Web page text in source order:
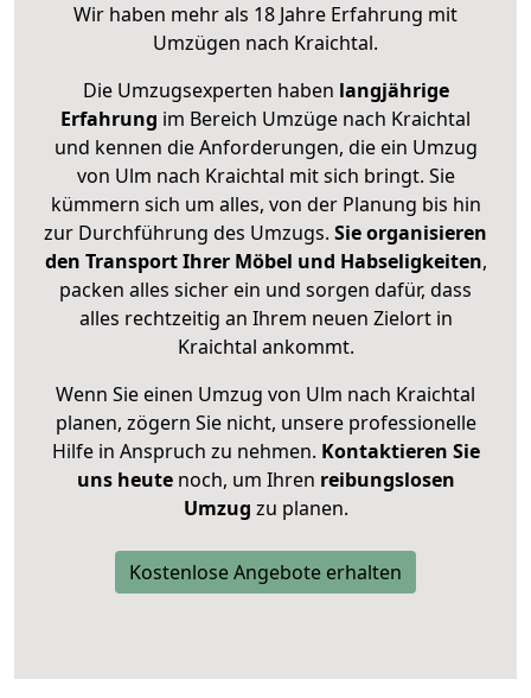
Wir haben mehr als 18 Jahre Erfahrung mit
Umzügen nach Kraichtal.
Die Umzugsexperten haben langjährige
Erfahrung im Bereich Umzüge nach Kraichtal
und kennen die Anforderungen, die ein Umzug
von Ulm nach Kraichtal mit sich bringt. Sie
kümmern sich um alles, von der Planung bis hin
zur Durchführung des Umzugs. Sie organisieren
den Transport Ihrer Möbel und Habseligkeiten,
packen alles sicher ein und sorgen dafür, dass
alles rechtzeitig an Ihrem neuen Zielort in
Kraichtal ankommt.
Wenn Sie einen Umzug von Ulm nach Kraichtal
planen, zögern Sie nicht, unsere professionelle
Hilfe in Anspruch zu nehmen. Kontaktieren Sie
uns heutenoch, um Ihren reibungslosen
Umzug zu planen.
Kostenlose Angebote erhalten